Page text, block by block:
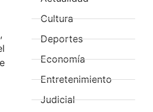
Cultura
Deportes
Economía
Entretenimiento
Judicial